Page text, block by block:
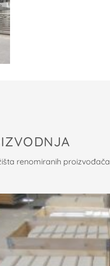
renomiranih proizvođača